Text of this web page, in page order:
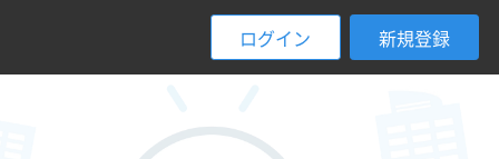
ログイン 新規登録